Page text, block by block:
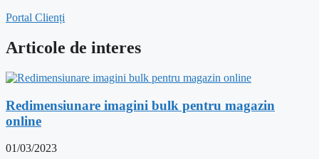
Portal Clienți
Articole de interes
Redimensiunare imagini bulk pentru magazin
online
01/03/2023